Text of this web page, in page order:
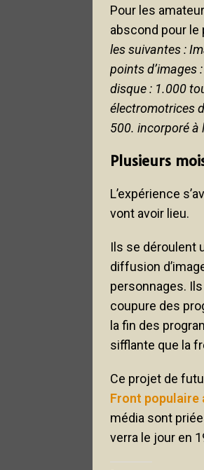
Pour les
abscond pour le
les suivantes :
points d’images
disque : 1.000
électromotrices
500. incorporé à
Plusieurs
L’expérience
vont avoir lieu.
Ils se déroulent
diffusion
personnages. Ils
coupure des
la fin des
sifflante que la
Ce projet de
Front populaire
média sont
verra le jour en